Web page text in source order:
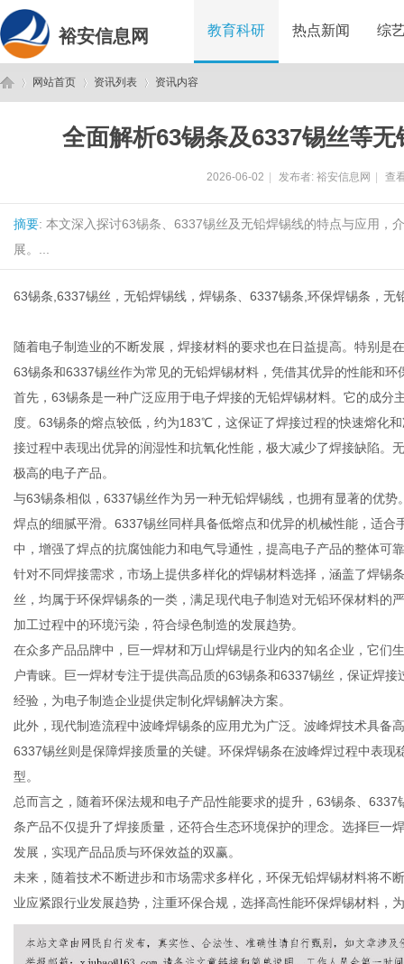
裕安信息网 教育科研 热点新闻 综
网站首页 资讯列表 资讯内容
全面解析63锡条及6337锡丝等
2026-06-02 发布者: 裕安信息网 查
摘要: 本文深入探讨63锡条、6337锡丝及无铅焊锡线的特点与应用，
展。...
63锡条,6337锡丝，无铅焊锡线，焊锡条、6337锡条,环保焊锡条，
随着电子制造业的不断发展，焊接材料的要求也在日益提高。特别是
63锡条和6337锡丝作为常见的无铅焊锡材料，凭借其优异的性能和环
首先，63锡条是一种广泛应用于电子焊接的无铅焊锡材料。它的成
度。63锡条的熔点较低，约为183℃，这保证了焊接过程的快速熔化
接过程中表现出优异的润湿性和抗氧化性能，极大减少了焊接缺陷。
极高的电子产品。
与63锡条相似，6337锡丝作为另一种无铅焊锡线，也拥有显著的优
焊点的细腻平滑。6337锡丝同样具备低熔点和优异的机械性能，适
中，增强了焊点的抗腐蚀能力和电气导通性，提高电子产品的整体可
针对不同焊接需求，市场上提供多样化的焊锡材料选择，涵盖了焊锡
丝，均属于环保焊锡条的一类，满足现代电子制造对无铅环保材料的
加工过程中的环境污染，符合绿色制造的发展趋势。
在众多产品品牌中，巨一焊材和万山焊锡是行业内的知名企业，它们
户青睐。巨一焊材专注于提供高品质的63锡条和6337锡丝，保证焊
经验，为电子制造企业提供定制化焊锡解决方案。
此外，现代制造流程中波峰焊锡条的应用尤为广泛。波峰焊技术具备
6337锡丝则是保障焊接质量的关键。环保焊锡条在波峰焊过程中表
型。
总而言之，随着环保法规和电子产品性能要求的提升，63锡条、
条产品不仅提升了焊接质量，还符合生态环境保护的理念。选择巨一
发展，实现产品品质与环保效益的双赢。
未来，随着技术不断进步和市场需求多样化，环保无铅焊锡材料将不
业应紧跟行业发展趋势，注重环保合规，选择高性能环保焊锡材料，